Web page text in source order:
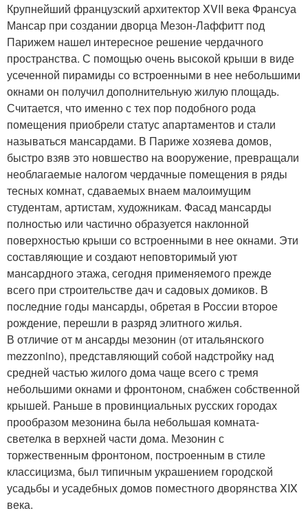
Крупнейший французский архитектор XVII века Франсуа
Мансар при создании дворца Мезон-Лаффитт под
Парижем нашел интересное решение чердачного
пространства. С помощью очень высокой крыши в виде
усеченной пирамиды со встроенными в нее небольшими
окнами он получил дополнительную жилую площадь.
Считается, что именно с тех пор подобного рода
помещения приобрели статус апартаментов и стали
называться мансардами. В Париже хозяева домов,
быстро взяв это новшество на вооружение, превращали
необлагаемые налогом чердачные помещения в ряды
тесных комнат, сдаваемых внаем малоимущим
студентам, артистам, художникам. Фасад мансарды
полностью или частично образуется наклонной
поверхностью крыши со встроенными в нее окнами. Эти
составляющие и создают неповторимый уют
мансардного этажа, сегодня применяемого прежде
всего при строительстве дач и садовых домиков. В
последние годы мансарды, обретая в России второе
рождение, перешли в разряд элитного жилья.
В отличие от м ансарды мезонин (от итальянского
mezzonino), представляющий собой надстройку над
средней частью жилого дома чаще всего с тремя
небольшими окнами и фронтоном, снабжен собственной
крышей. Раньше в провинциальных русских городах
прообразом мезонина была небольшая комната-
светелка в верхней части дома. Мезонин с
торжественным фронтоном, построенным в стиле
классицизма, был типичным украшением городской
усадьбы и усадебных домов поместного дворянства XIX
века.